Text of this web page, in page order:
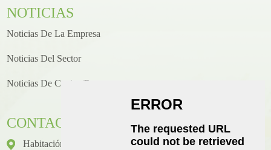
NOTICIAS
Noticias De La Empresa
Noticias Del Sector
Noticias De Cocina/recetas
CONTACTO
Habitación 1416, Piso 14, Edificio Internacional Junhao, N.°